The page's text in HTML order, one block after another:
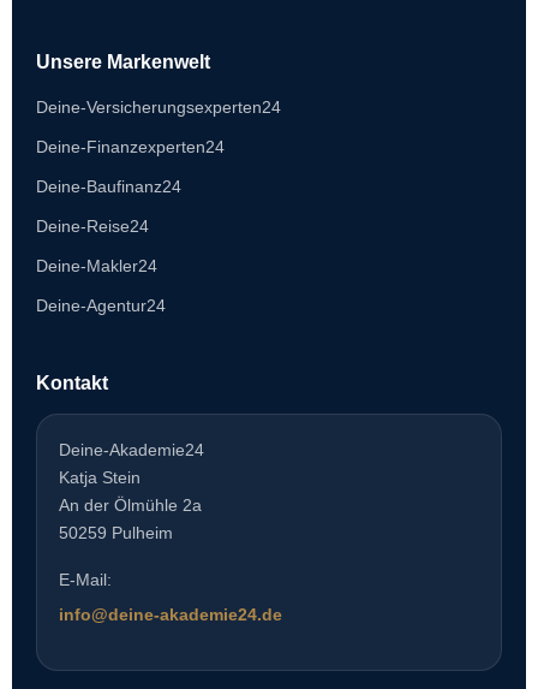
Unsere Markenwelt
Deine-Versicherungsexperten24
Deine-Finanzexperten24
Deine-Baufinanz24
Deine-Reise24
Deine-Makler24
Deine-Agentur24
Kontakt
Deine-Akademie24
Katja Stein
An der Ölmühle 2a
50259 Pulheim
E-Mail:
info@deine-akademie24.de